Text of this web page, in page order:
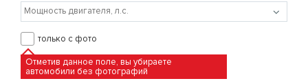
только с фото
Отметив данное поле, вы убираете
автомобили без фотографий